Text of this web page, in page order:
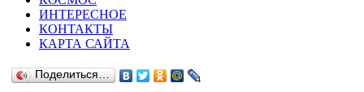
ИНТЕРЕСНОЕ
КОНТАКТЫ
КАРТА САЙТА
Поделиться…